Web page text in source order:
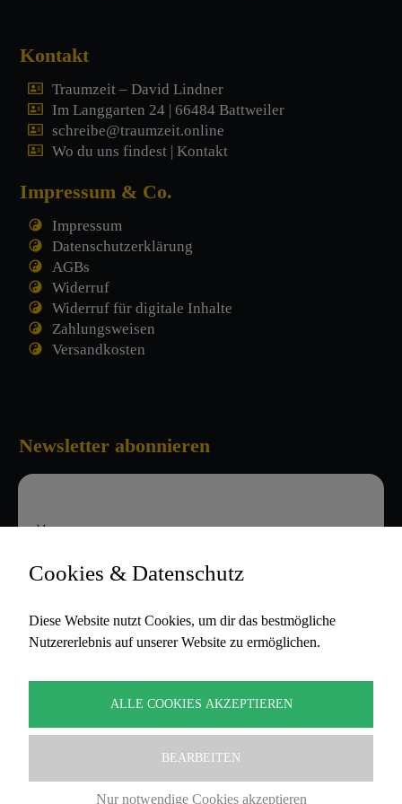
Kontakt
Traumzeit – David Lindner
Im Langgarten 24 | 66484 Battweiler
schreibe@traumzeit.online
Wo du uns findest | Kontakt
Impressum & Co.
Impressum
Datenschutzerklärung
AGBs
Widerruf
Widerruf für digitale Inhalte
Zahlungsweisen
Versandkosten
Newsletter abonnieren
Vorname
Datenschutzbestimmungen
Cookies & Datenschutz
Diese Website nutzt Cookies, um dir das bestmögliche
Nutzererlebnis auf unserer Website zu ermöglichen.
ALLE COOKIES AKZEPTIEREN
BEARBEITEN
Nur notwendige Cookies akzeptieren